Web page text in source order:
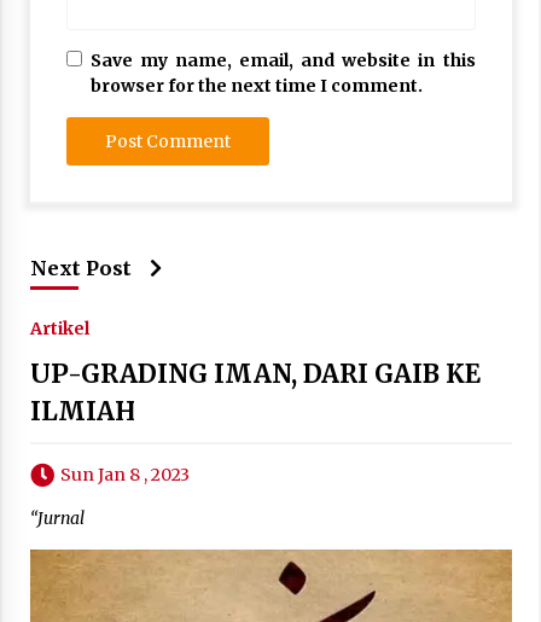
Save my name, email, and website in this
browser for the next time I comment.
Next Post
Artikel
UP-GRADING IMAN, DARI GAIB KE
ILMIAH
Sun Jan 8 , 2023
“Jurnal